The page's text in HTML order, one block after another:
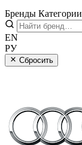
Бренды Категории
EN
РУ
Сбросить